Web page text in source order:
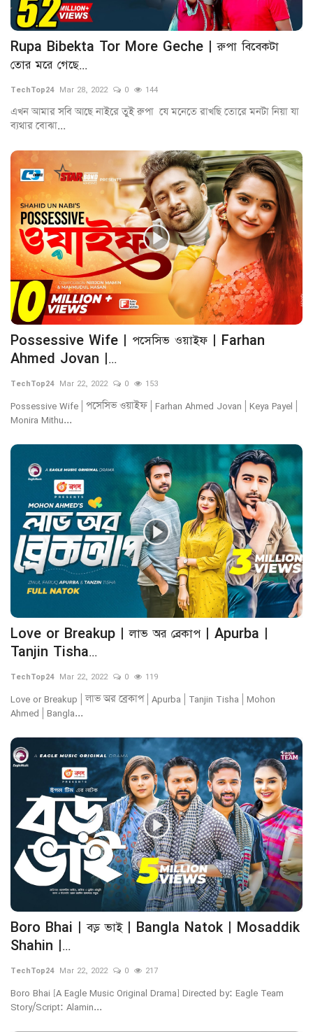
Rupa Bibekta Tor More Geche | রুপা বিবেকটা
তোর মরে গেছে...
TechTop24 Mar 28, 2022 0 144
এখন আমার সবি আছে নাইরে তুই রুপা যে মনেতে রাখছি তোরে মনটা নিয়া যা
ব‍্যথ‍ার বোঝা...
Possessive Wife | পসেসিভ ওয়াইফ | Farhan
Ahmed Jovan |...
TechTop24 Mar 22, 2022 0 153
Possessive Wife | পসেসিভ ওয়াইফ | Farhan Ahmed Jovan | Keya Payel |
Monira Mithu...
Love or Breakup | লাভ অর ব্রেকাপ | Apurba |
Tanjin Tisha...
TechTop24 Mar 22, 2022 0 119
Love or Breakup | লাভ অর ব্রেকাপ | Apurba | Tanjin Tisha | Mohon
Ahmed | Bangla...
Boro Bhai | বড় ভাই | Bangla Natok | Mosaddik
Shahin |...
TechTop24 Mar 22, 2022 0 217
Boro Bhai [A Eagle Music Original Drama] Directed by: Eagle Team
Story/Script: Alamin...